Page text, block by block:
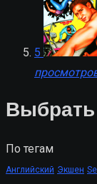
5
По тегам
Английский Экшен